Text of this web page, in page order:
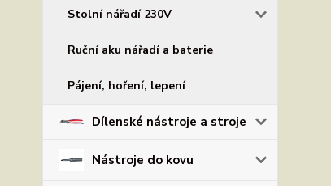
Stolní nářadí 230V
Ruční aku nářadí a baterie
Pájení, hoření, lepení
Dílenské nástroje a stroje
Nástroje do kovu